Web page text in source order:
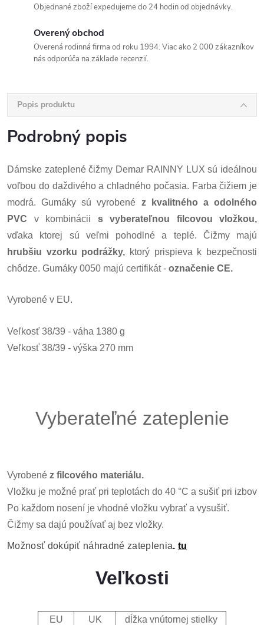
Objednané zboží expedujeme do 24 hodin od objednávky.
Overený obchod
Overená rodinná firma od roku 1994. Viac ako 2 000 zákazníkov
nás odporúča na základe recenzií.
Popis produktu
Podrobný popis
Dámske zateplené čižmy Demar RAINNY LUX sú ideálnou
voľbou do daždivého a chladného počasia. Farba čižiem je
modrá. Gumáky sú vyrobené z kvalitného a odolného
PVC v kombinácii s vyberateľnou filcovou vložkou,
vďaka ktorej sú veľmi pohodlné a teplé. Čižmy majú
hrubšiu vzorku podrážky, ktorý prispieva k bezpečnosti
chôdze. Gumáky 0050 majú certifikát - označenie CE.
Vyrobené v EU.
Veľkosť 38/39 - váha 1380 g
Veľkosť 38/39 - výška 270 mm
Vyberateľné zateplenie
Vyrobené z filcového materiálu.
Vložku je možné prať pri teplotách do 40 °C a sušiť pri
Po každom nosení je vhodné vložku vybrať a vysušiť.
Čižmy sa dajú používať aj bez vložky.
Možnosť dokúpiť náhradné zateplenia. tu
Veľkosti
EU UK dĺžka vnútornej stielky